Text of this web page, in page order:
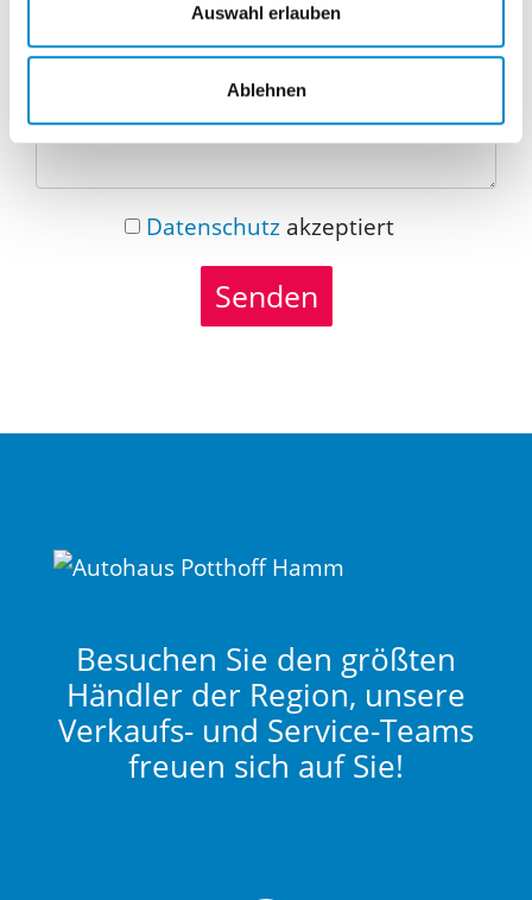
Auswahl erlauben
Ablehnen
Datenschutzakzeptiert
Senden
Besuchen Sie den größten
Händler der Region, unsere
Verkaufs- und Service-Teams
freuen sich auf Sie!